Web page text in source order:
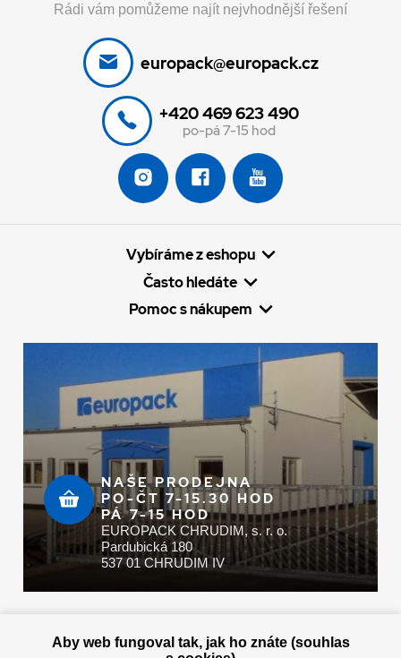
Rádi vám pomůžeme najít nejvhodnější řešení
europack@europack.cz
+420 469 623 490
po-pá 7-15 hod
Vybíráme z eshopu
Často hledáte
Pomoc s nákupem
NAŠE PRODEJNA
PO-ČT 7-15.30 HOD
PÁ 7-15 HOD
EUROPACK CHRUDIM, s. r. o.
Pardubická 180
537 01 CHRUDIM IV
Aby web fungoval tak, jak ho znáte (souhlas